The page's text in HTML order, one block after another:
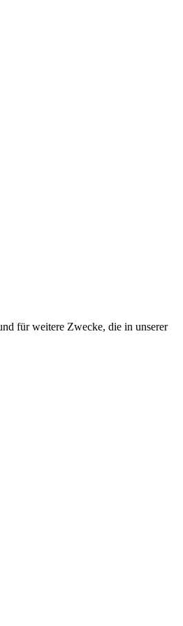
für weitere Zwecke, die in unserer